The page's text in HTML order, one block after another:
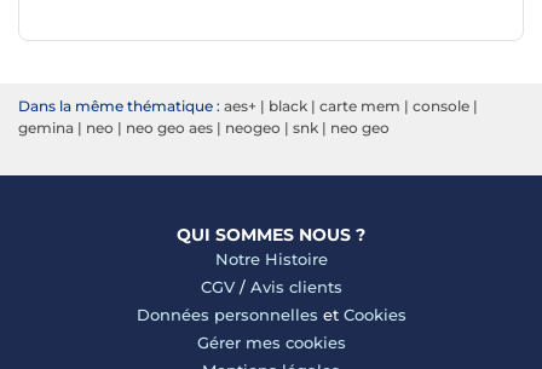
Dans la même thématique : aes+ | black | carte mem | console |
gemina | neo | neo geo aes | neogeo | snk | neo geo
QUI SOMMES NOUS ?
Notre Histoire
CGV/ Avis clients
Données personnelles et Cookies
Gérer mes cookies